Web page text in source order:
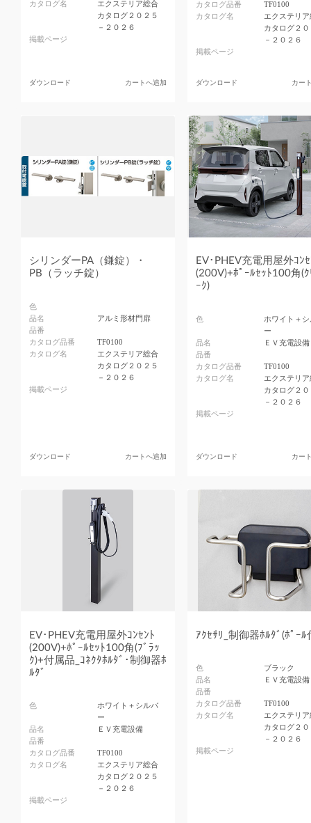
カタログ名
エクステリア総合
カタログ２０２５
－２０２６
掲載ページ
ダウンロード カートへ追加
カタログ品番
TF0100
カタログ名
エクステリ
カタログ２
－２０２６
掲載ページ
ダウンロード カー
シリンダーPA（鎌錠）・
PB（ラッチ錠）
色
品名
アルミ形材門扉
品番
カタログ品番
TF0100
カタログ名
エクステリア総合
カタログ２０２５
－２０２６
掲載ページ
ダウンロード カートへ追加
EV･PHEV充電用屋外ｺﾝ
(200V)+ﾎﾟｰﾙｾｯﾄ100角(ｸ
ｰｸ)
色
ホワイト＋
ー
品名
ＥＶ充電設備
品番
カタログ品番
TF0100
カタログ名
エクステリ
カタログ２
－２０２６
掲載ページ
ダウンロード カー
EV･PHEV充電用屋外ｺﾝｾﾝﾄ
(200V)+ﾎﾟｰﾙｾｯﾄ100角(ﾌﾞﾗｯ
ｸ)+付属品_ｺﾈｸﾀﾎﾙﾀﾞ･制御器ﾎ
ﾙﾀﾞ
色
ホワイト＋シルバ
ー
品名
ＥＶ充電設備
品番
カタログ品番
TF0100
カタログ名
エクステリア総合
カタログ２０２５
－２０２６
掲載ページ
ｱｸｾｻﾘ_制御器ﾎﾙﾀﾞ(ﾎﾟｰﾙ
色
ブラック
品名
ＥＶ充電設備
品番
カタログ品番
TF0100
カタログ名
エクステリ
カタログ２
－２０２６
掲載ページ